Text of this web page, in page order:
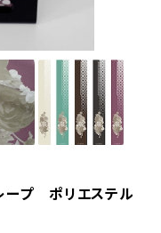
ープ ポリエステル